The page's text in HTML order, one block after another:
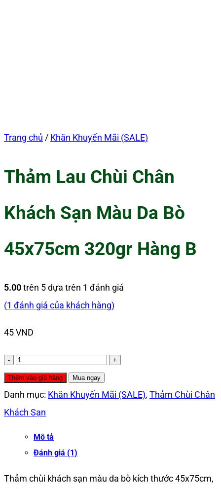
Trang chủ / Khăn Khuyến Mãi (SALE)
Thảm Lau Chùi Chân
Khách Sạn Màu Da Bò
45x75cm 320gr Hàng B
5.00trên 5 dựa trên 1 đánh giá
(1 đánh giá của khách hàng)
45VND
Thảm
Lau
Chùi
Chân
Da
Thêm vào giỏ hàng Mua ngay
Danh mục: Khăn Khuyến Mãi (SALE), Thảm Chùi Chân
Khách Sạn
Mô tả
Đánh giá (1)
Thảm chùi khách sạn màu da bò kích thước 45x75cm,